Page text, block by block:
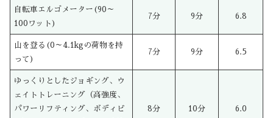
自転車エルゴメーター(90～
100ワット)
7分 9分 6.8
山を登る(0～4.1kgの荷物を持
って)
7分 9分 6.5
ゆっくりとしたジョギング、ウ
ェイトトレーニング（高強度、
パワーリフティング、ボディビ
8分 10分 6.0